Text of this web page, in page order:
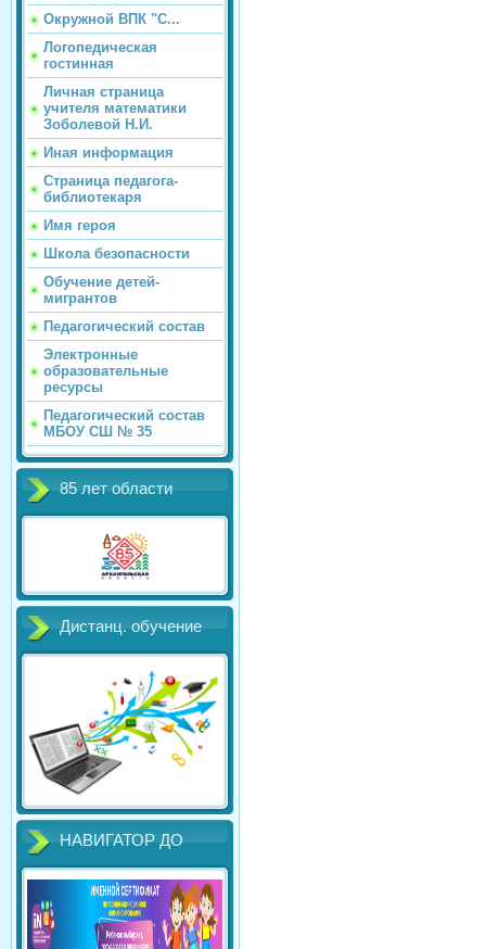
Окружной ВПК "С...
Логопедическая
гостинная
Личная страница
учителя математики
Зоболевой Н.И.
Иная информация
Страница педагога-
библиотекаря
Имя героя
Школа безопасности
Обучение детей-
мигрантов
Педагогический состав
Электронные
образовательные
ресурсы
Педагогический состав
МБОУ СШ № 35
85 лет области
Дистанц. обучение
НАВИГАТОР ДО